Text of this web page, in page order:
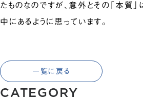
CATEGORY
たものなのですが、意外とその「本質」
中にあるように思っています。
一覧に戻る